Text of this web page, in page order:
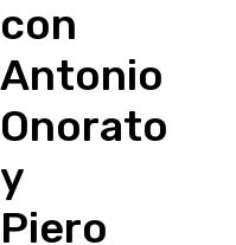
con
Antonio
Onorato
y
Piero